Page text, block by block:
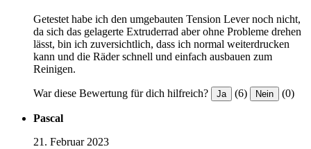
Getestet habe ich den umgebauten Tension Lever noch nicht,
da sich das gelagerte Extruderrad aber ohne Probleme drehen
lässt, bin ich zuversichtlich, dass ich normal weiterdrucken
kann und die Räder schnell und einfach ausbauen zum
Reinigen.
War diese Bewertung für dich hilfreich? Ja (6) Nein (0)
Pascal
21. Februar 2023